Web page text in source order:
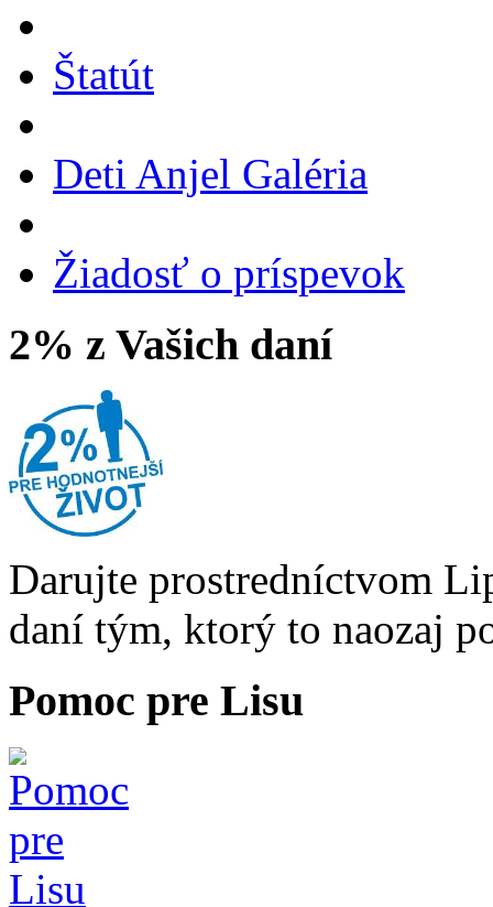
Štatút
Deti Anjel Galéria
Žiadosť o príspevok
2% z Vašich daní
Darujte prostredníctvom
daní tým, ktorý to naozaj
Pomoc pre Lisu